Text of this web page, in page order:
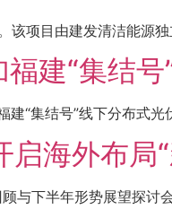
该项目由建发清洁能源
建“集结
“集结号”线下分布式
海外布局
与下半年形势展望探讨